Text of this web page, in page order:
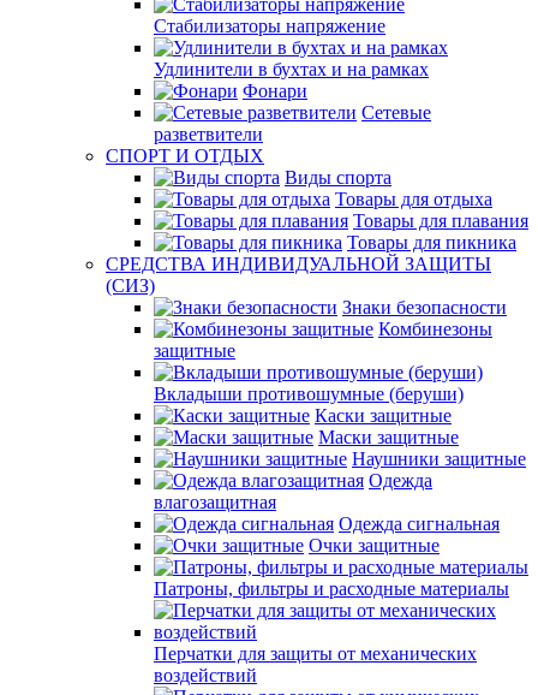
Стабилизаторы напряжение
Удлинители в бухтах и на рамках
Фонари
Сетевые
разветвители
СПОРТ И ОТДЫХ
Виды спорта
Товары для отдыха
Товары для плавания
Товары для пикника
СРЕДСТВА ИНДИВИДУАЛЬНОЙ ЗАЩИТЫ
(СИЗ)
Знаки безопасности
Комбинезоны
защитные
Вкладыши противошумные (беруши)
Каски защитные
Маски защитные
Наушники защитные
Одежда
влагозащитная
Одежда сигнальная
Очки защитные
Патроны, фильтры и расходные материалы
Перчатки для защиты от механических
воздействий